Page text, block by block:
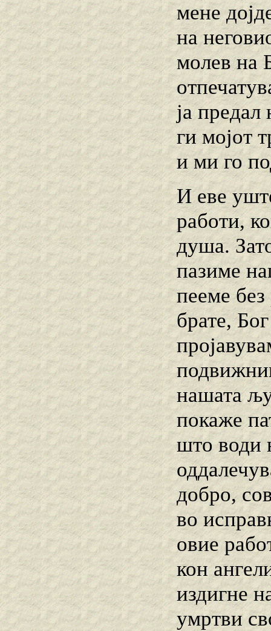
мене
на
молев на
ја предал
ги мојот
и ми го
И еве
работи,
душа.
пазиме
пееме
брате,
нашата
покаже
што води
добро,
во
овие
кон
издигне
умртви